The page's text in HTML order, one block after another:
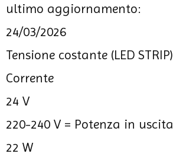
ultimo aggiornamento:
24/03/2026
Tensione costante (LED STRIP)
Corrente
24 V
220-240 V = Potenza in uscita
22 W